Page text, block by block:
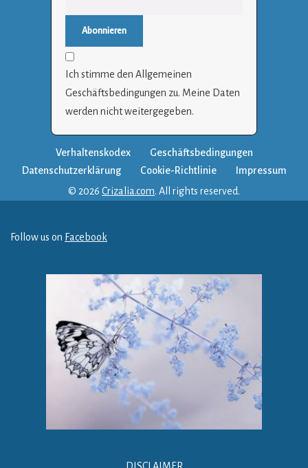
Ich stimme den Allgemeinen
Geschäftsbedingungen zu. Meine Daten
werden nicht weitergegeben.
Verhaltenskodex
Geschäftsbedingungen
Datenschutzerklärung
Cookie-Richtlinie
Impressum
© 2026 Crizalia.com. All rights reserved.
Follow us on Facebook